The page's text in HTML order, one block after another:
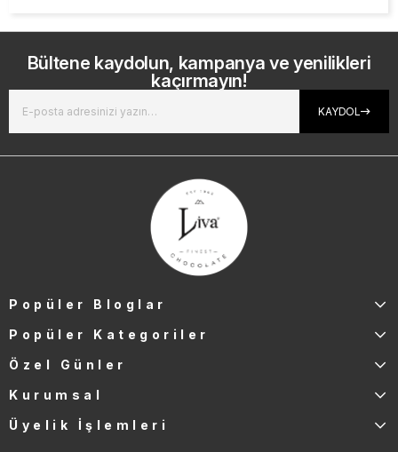
Bültene kaydolun, kampanya ve yenilikleri
kaçırmayın!
KAYDOL
Popüler Bloglar
Popüler Kategoriler
Özel Günler
Kurumsal
Üyelik İşlemleri